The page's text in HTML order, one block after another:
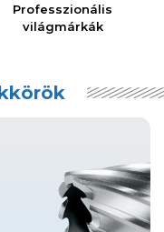
Professzionális
világmárkák